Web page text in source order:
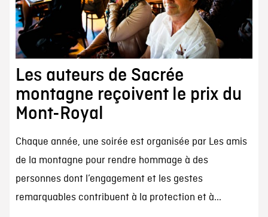
Les auteurs de Sacrée
montagne reçoivent le prix du
Mont-Royal
Chaque année, une soirée est organisée par Les amis
de la montagne pour rendre hommage à des
personnes dont l’engagement et les gestes
remarquables contribuent à la protection et à...